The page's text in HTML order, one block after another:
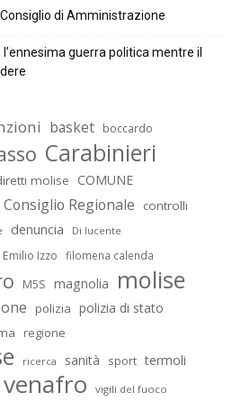
di Amministrazione
guerra politica mentre il
basket boccardo
Carabinieri
molise COMUNE
Consiglio Regionale controlli
denuncia Di lucente
Emilio Izzo filomena calenda
M5S magnolia molise
polizia polizia di stato
regione
ricerca sanità sport termoli
venafro vigili del fuoco